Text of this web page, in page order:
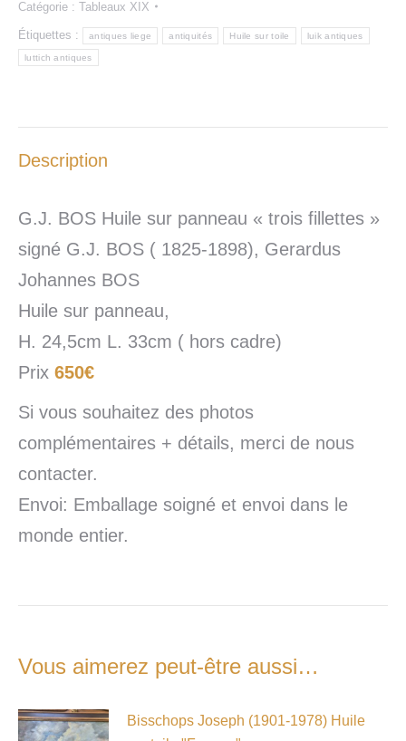
Catégorie : Tableaux XIX
Étiquettes : antiques liege antiquités Huile sur toile luik antiques
luttich antiques
Description
G.J. BOS Huile sur panneau « trois fillettes »
signé G.J. BOS ( 1825-1898), Gerardus
Johannes BOS
Huile sur panneau,
H. 24,5cm L. 33cm ( hors cadre)
Prix 650€
Si vous souhaitez des photos
complémentaires + détails, merci de nous
contacter.
Envoi: Emballage soigné et envoi dans le
monde entier.
Vous aimerez peut-être aussi…
Bisschops Joseph (1901-1978) Huile